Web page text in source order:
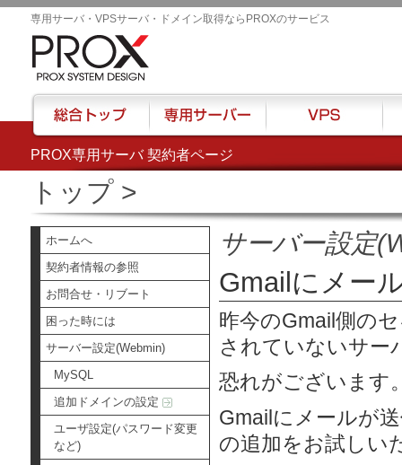
PROX専用サーバ 契約者ページ
専用サーバ・VPSサーバ・ドメイン取得ならPROXのサービス
トップ>
ホームへ
契約者情報の参照
お問合せ・リブート
困った時には
サーバー設定(Webmin)
MySQL
追加ドメインの設定
ユーザ設定(パスワード変更
など)
サーバー設定
Gmailにメー
昨今のGmail側の
されていないサー
恐れがございます
Gmailにメールが
の追加をお試しい
総合トップ 専用サーバー VPS ハ